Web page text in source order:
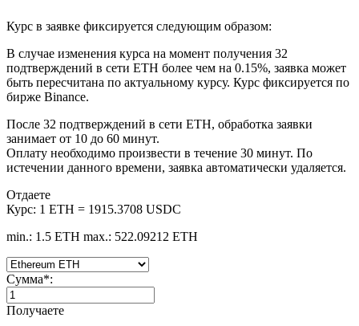
Курс в заявке фиксируется следующим образом:
В случае изменения курса на момент получения 32
подтверждений в сети ETH более чем на 0.15%, заявка может
быть пересчитана по актуальному курсу. Курс фиксируется по
бирже Binance.
После 32 подтверждений в сети ETH, обработка заявки
занимает от 10 до 60 минут.
Оплату необходимо произвести в течение 30 минут. По
истечении данного времени, заявка автоматически удаляется.
Отдаете
Курс: 1 ETH = 1915.3708 USDC
min.: 1.5 ETH max.: 522.09212 ETH
Сумма*:
Получаете